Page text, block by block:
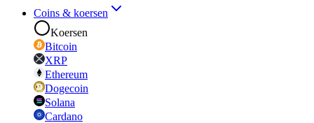
Coins & koersen
Koersen
Bitcoin
XRP
Ethereum
Dogecoin
Solana
Cardano